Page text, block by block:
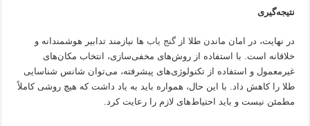
نتیجه‌گیری
در نهایت، در امان ماندن طلا ازگنج یاب ها نیازمند تدابیر هوشمندانه و
خلاقانه است. با استفاده از روش‌های مخفی‌سازی، انتخاب مکان‌های
غیرمعمول و استفاده از تکنولوژی‌های پیشرفته، می‌توان شانس شناسایی
طلا را کاهش داد. با این حال، همواره باید به یاد داشت که هیچ روشی کاملاً
مطمئن نیست و باید احتیاط‌های لازم را رعایت کرد.